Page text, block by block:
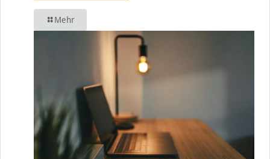
Mehr